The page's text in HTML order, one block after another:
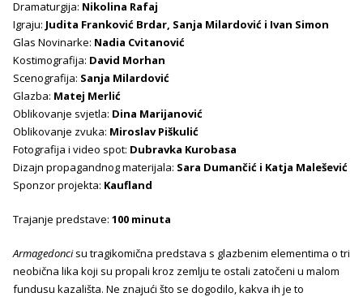
Dramaturgija: Nikolina Rafaj
Igraju: Judita Franković Brdar, Sanja Milardović i Ivan Simon
Glas Novinarke: Nadia Cvitanović
Kostimografija: David Morhan
Scenografija: Sanja Milardović
Glazba: Matej Merlić
Oblikovanje svjetla: Dina Marijanović
Oblikovanje zvuka: Miroslav Piškulić
Fotografija i video spot: Dubravka Kurobasa
Dizajn propagandnog materijala: Sara Dumančić i Katja Malešević
Sponzor projekta: Kaufland
Trajanje predstave: 100 minuta
Armagedoncisu tragikomična predstava s glazbenim elementima o tri
neobična lika koji su propali kroz zemlju te ostali zatočeni u malom
fundusu kazališta. Ne znajući što se dogodilo, kakva ih je to